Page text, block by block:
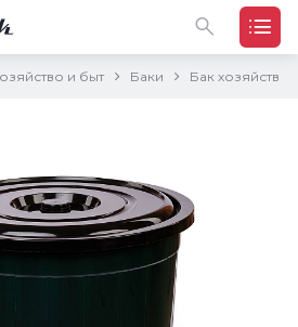
и быт Баки Бак